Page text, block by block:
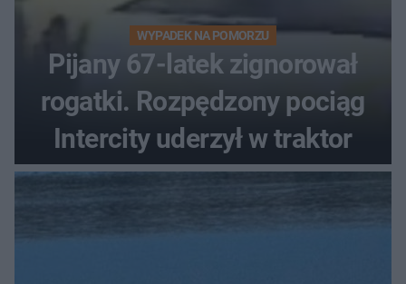
WYPADEK NA POMORZU
Pijany 67-latek zignorował
rogatki. Rozpędzony pociąg
Intercity uderzył w traktor